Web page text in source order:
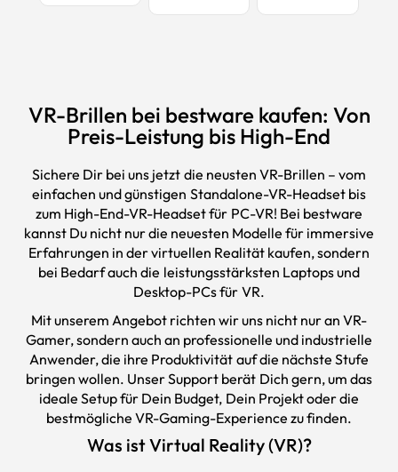
VR-Brillen bei bestware kaufen: Von
Preis-Leistung bis High-End
Sichere Dir bei uns jetzt die neusten VR-Brillen – vom
einfachen und günstigen Standalone-VR-Headset bis
zum High-End-VR-Headset für PC-VR! Bei bestware
kannst Du nicht nur die neuesten Modelle für immersive
Erfahrungen in der virtuellen Realität kaufen, sondern
bei Bedarf auch die leistungsstärksten Laptops und
Desktop-PCs für VR.
Mit unserem Angebot richten wir uns nicht nur an VR-
Gamer, sondern auch an professionelle und industrielle
Anwender, die ihre Produktivität auf die nächste Stufe
bringen wollen. Unser Support berät Dich gern, um das
ideale Setup für Dein Budget, Dein Projekt oder die
bestmögliche VR-Gaming-Experience zu finden.
Was ist Virtual Reality (VR)?